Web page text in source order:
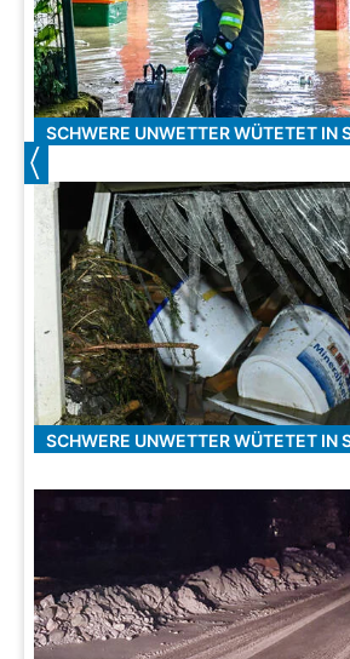
SCHWERE UNWETTER WÜTETET IN
SCHWERE UNWETTER WÜTETET IN